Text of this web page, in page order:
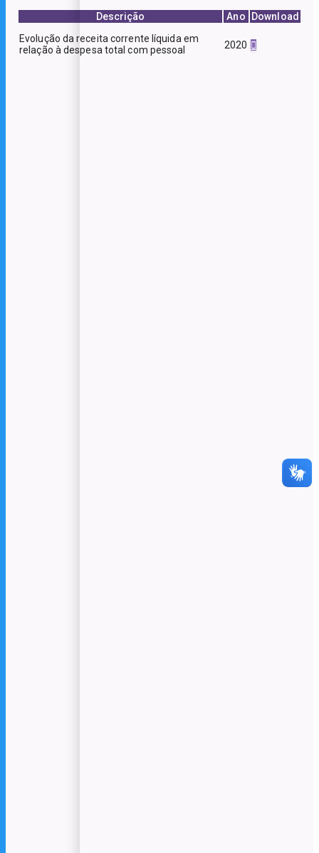
Descrição Ano
Download
Evolução da receita corrente líquida em
relação à despesa total com pessoal
2020